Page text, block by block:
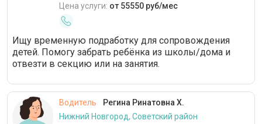
Цена услуги: от 55550 руб/мес
Ищу временную подработку для сопровождения
детей. Помогу забрать ребёнка из школы/дома и
отвезти в секцию или на занятия.
Водитель
Регина Ринатовна Х.
Нижний Новгород, Советский район